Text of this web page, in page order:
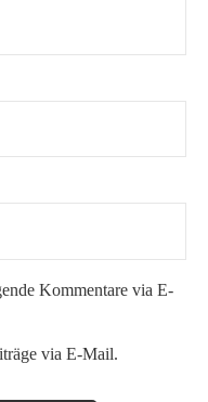
Kommentare via E-
via E-Mail.